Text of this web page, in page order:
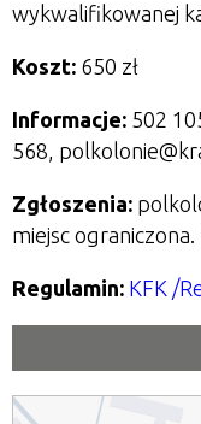
wykwalifikowanej
Koszt: 650 zł
Informacje: 502
568,
Zgłoszenia:
miejsc
Regulamin: KFK /